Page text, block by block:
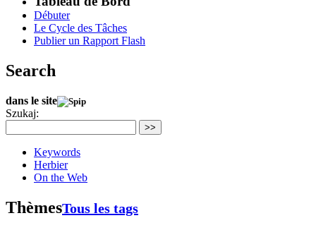
Débuter
Le Cycle des Tâches
Publier un Rapport Flash
Search
dans le site
Szukaj:
>>
Keywords
Herbier
On the Web
ThèmesTous les tags